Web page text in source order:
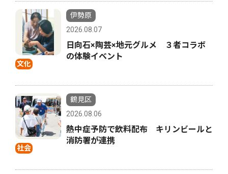
文化
伊勢原
2026.08.07
日向石×陶芸×地元グルメ ３者コラボ
の体験イベント
社会
鶴見区
2026.08.06
熱中症予防で飲料配布 キリンビールと
消防署が連携